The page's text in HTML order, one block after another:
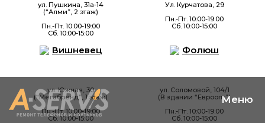
ул. Пушкина, 31а-14
(“Алми”, 2 этаж)
Пн.-Пт. 10:00-19:00
Сб. 10:00-15:00
Ул. Курчатова, 29
Пн.-Пт. 10:00-19:00
Сб. 10:00-15:00
Вишневец
ул. Южная, 30
(“Мегабренд”, 1 этаж)
Пн.-Пт. 10:00-19:00
Сб. 10:00-15:00
Фолюш
ул. Соломовой, 104/1
(В здании “Евроопт”)
Пн.-Пт. 10:00-19:00
Сб. 10:00-15:00